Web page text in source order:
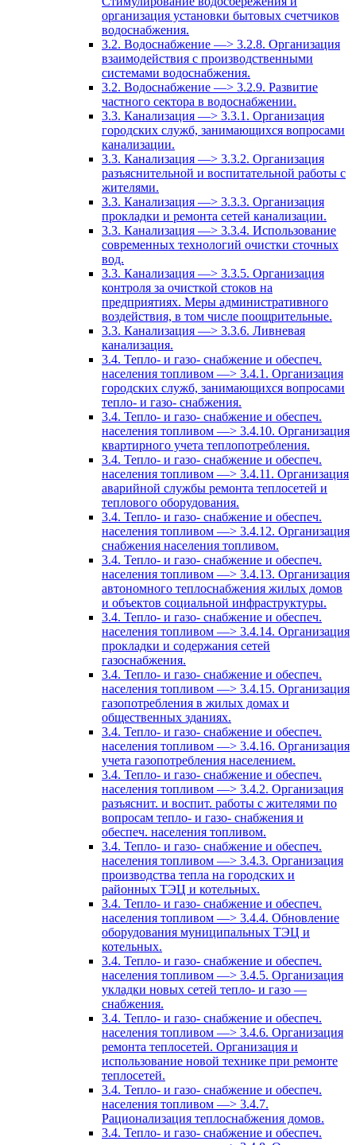
организация установки бытовых счетчиков
водоснабжения.
3.2. Водоснабжение —> 3.2.8. Организация
взаимодействия с производственными
системами водоснабжения.
3.2. Водоснабжение —> 3.2.9. Развитие
частного сектора в водоснабжении.
3.3. Канализация —> 3.3.1. Организация
городских служб, занимающихся вопросами
канализации.
3.3. Канализация —> 3.3.2. Организация
разъяснительной и воспитательной работы с
жителями.
3.3. Канализация —> 3.3.3. Организация
прокладки и ремонта сетей канализации.
3.3. Канализация —> 3.3.4. Использование
современных технологий очистки сточных
вод.
3.3. Канализация —> 3.3.5. Организация
контроля за очисткой стоков на
предприятиях. Меры административного
воздействия, в том числе поощрительные.
3.3. Канализация —> 3.3.6. Ливневая
канализация.
3.4. Тепло- и газо- снабжение и обеспеч.
населения топливом —> 3.4.1. Организация
городских служб, занимающихся вопросами
тепло- и газо- снабжения.
3.4. Тепло- и газо- снабжение и обеспеч.
населения топливом —> 3.4.10. Организация
квартирного учета теплопотребления.
3.4. Тепло- и газо- снабжение и обеспеч.
населения топливом —> 3.4.11. Организация
аварийной службы ремонта теплосетей и
теплового оборудования.
3.4. Тепло- и газо- снабжение и обеспеч.
населения топливом —> 3.4.12. Организация
снабжения населения топливом.
3.4. Тепло- и газо- снабжение и обеспеч.
населения топливом —> 3.4.13. Организация
автономного теплоснабжения жилых домов
и объектов социальной инфраструктуры.
3.4. Тепло- и газо- снабжение и обеспеч.
населения топливом —> 3.4.14. Организация
прокладки и содержания сетей
газоснабжения.
3.4. Тепло- и газо- снабжение и обеспеч.
населения топливом —> 3.4.15. Организация
газопотребления в жилых домах и
общественных зданиях.
3.4. Тепло- и газо- снабжение и обеспеч.
населения топливом —> 3.4.16. Организация
учета газопотребления населением.
3.4. Тепло- и газо- снабжение и обеспеч.
населения топливом —> 3.4.2. Организация
разъяснит. и воспит. работы с жителями по
вопросам тепло- и газо- снабжения и
обеспеч. населения топливом.
3.4. Тепло- и газо- снабжение и обеспеч.
населения топливом —> 3.4.3. Организация
производства тепла на городских и
районных ТЭЦ и котельных.
3.4. Тепло- и газо- снабжение и обеспеч.
населения топливом —> 3.4.4. Обновление
оборудования муниципальных ТЭЦ и
котельных.
3.4. Тепло- и газо- снабжение и обеспеч.
населения топливом —> 3.4.5. Организация
укладки новых сетей тепло- и газо —
снабжения.
3.4. Тепло- и газо- снабжение и обеспеч.
населения топливом —> 3.4.6. Организация
ремонта теплосетей. Организация и
использование новой технике при ремонте
теплосетей.
3.4. Тепло- и газо- снабжение и обеспеч.
населения топливом —> 3.4.7.
Рационализация теплоснабжения домов.
3.4. Тепло- и газо- снабжение и обеспеч.